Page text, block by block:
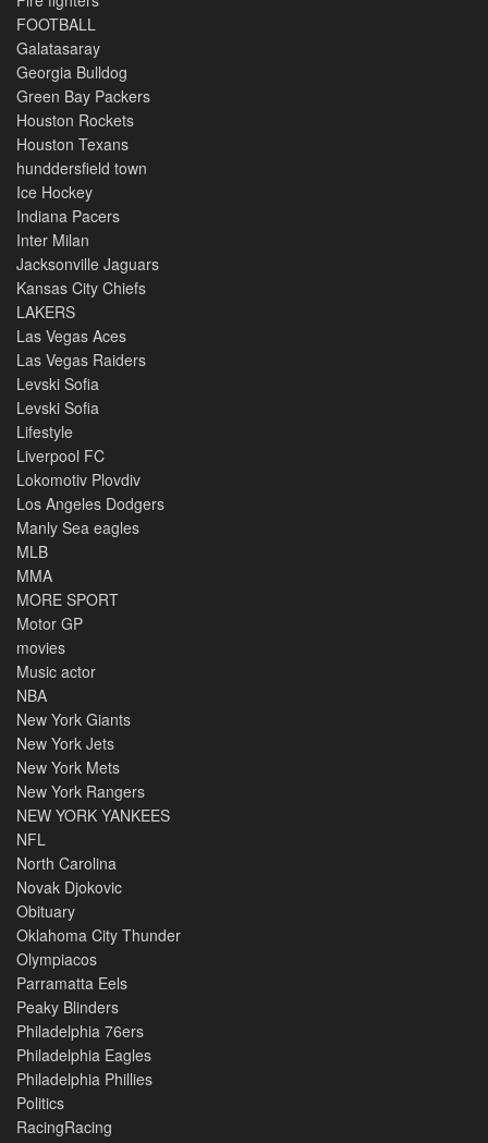
FOOTBALL
Galatasaray
Georgia Bulldog
Green Bay Packers
Houston Rockets
Houston Texans
hunddersfield town
Ice Hockey
Indiana Pacers
Inter Milan
Jacksonville Jaguars
Kansas City Chiefs
LAKERS
Las Vegas Aces
Las Vegas Raiders
Levski Sofia
Levski Sofia
Lifestyle
Liverpool FC
Lokomotiv Plovdiv
Los Angeles Dodgers
Manly Sea eagles
MLB
MMA
MORE SPORT
Motor GP
movies
Music actor
NBA
New York Giants
New York Jets
New York Mets
New York Rangers
NEW YORK YANKEES
NFL
North Carolina
Novak Djokovic
Obituary
Oklahoma City Thunder
Olympiacos
Parramatta Eels
Peaky Blinders
Philadelphia 76ers
Philadelphia Eagles
Philadelphia Phillies
Politics
RacingRacing